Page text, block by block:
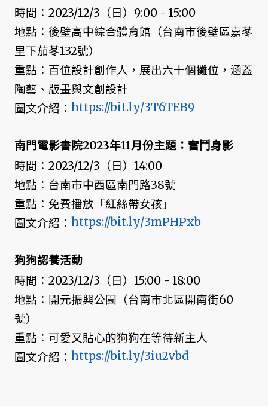
時間：2023/12/3（日）9:00 - 15:00
地點：後壁高中綜合體育館（台南市後壁區嘉苳
里下茄苳132號）
重點：百位設計創作人，展出六十個攤位，涵蓋
陶藝、版畫與文創設計
圖文介紹： https://bit.ly/3T6TEB9
南門電影書院2023年11月份主題：奮鬥身影
時間：2023/12/3（日）14:00
地點：台南市中西區南門路38號
重點：免費播放「紅絲帶女孩」
圖文介紹： https://bit.ly/3mPHPxb
狗狗認養活動
時間：2023/12/3（日）15:00 - 18:00
地點：開元振興公園（台南市北區開南街60
號）
重點：可愛又貼心的狗狗在等待新主人
圖文介紹： https://bit.ly/3iu2vbd